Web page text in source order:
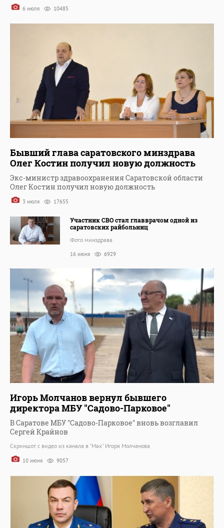
6 июля 10485
Бывший глава саратовского минздрава
Олег Костин получил новую должность
Экс-министр здравоохранения Саратовской области
Олег Костин получил новую должность
3 июля 17655
Участник СВО стал главврачом одной из
саратовских райбольниц
Фото минздрава
16 июня 6929
Игорь Молчанов вернул бывшего
директора МБУ "Садово-Парковое"
В Саратове МБУ "Садово-Парковое" вновь возглавил
Сергей Крайнов
Скриншот с видео из канала в "Мax" Игоря Молчанова
10 июня 9057